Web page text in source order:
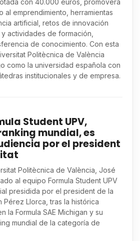
con 40.000 euros, promoverá
al emprendimiento, herramientas
artificial, retos de innovación
actividades de formación,
de conocimiento. Con esta
Politècnica de València
como la universidad española con
institucionales y de empresa.
Student UPV,
mundial, es
por el president
Politècnica de València, José
al equipo Formula Student UPV
presidida por el president de la
Pérez Llorca, tras la histórica
la Formula SAE Michigan y su
mundial de la categoría de